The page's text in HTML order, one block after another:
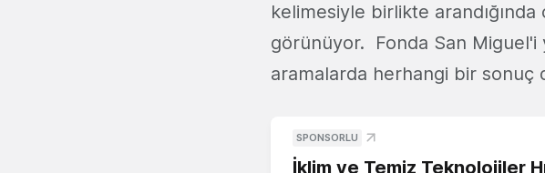
kelimesiyle birlikte
görünüyor. Fonda San Miguel'i
aramalarda herhangi bir sonuç
SPONSORLU
İklim ve Temiz Teknolojiler